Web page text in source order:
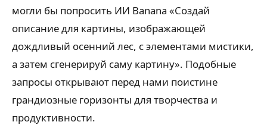
могли бы попросить ИИ Banana «Создай
описание для картины, изображающей
дождливый осенний лес, с элементами мистики,
а затем сгенерируй саму картину». Подобные
запросы открывают перед нами поистине
грандиозные горизонты для творчества и
продуктивности.